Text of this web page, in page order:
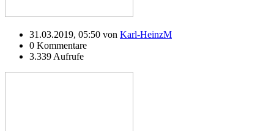
31.03.2019, 05:50 von Karl-HeinzM
0 Kommentare
3.339 Aufrufe